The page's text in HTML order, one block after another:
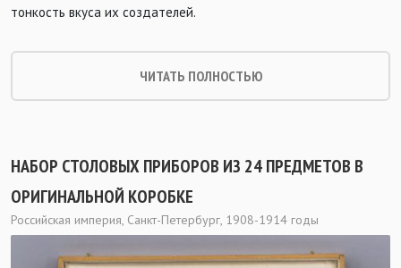
тонкость вкуса их создателей.
ЧИТАТЬ ПОЛНОСТЬЮ
НАБОР СТОЛОВЫХ ПРИБОРОВ ИЗ 24 ПРЕДМЕТОВ В
ОРИГИНАЛЬНОЙ КОРОБКЕ
Российская империя, Санкт-Петербург, 1908-1914 годы